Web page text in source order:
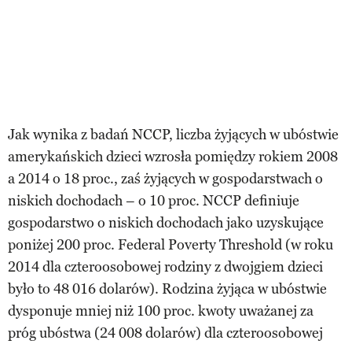
Jak wynika z badań NCCP, liczba żyjących w ubóstwie
amerykańskich dzieci wzrosła pomiędzy rokiem 2008
a 2014 o 18 proc., zaś żyjących w gospodarstwach o
niskich dochodach – o 10 proc. NCCP definiuje
gospodarstwo o niskich dochodach jako uzyskujące
poniżej 200 proc. Federal Poverty Threshold (w roku
2014 dla czteroosobowej rodziny z dwojgiem dzieci
było to 48 016 dolarów). Rodzina żyjąca w ubóstwie
dysponuje mniej niż 100 proc. kwoty uważanej za
próg ubóstwa (24 008 dolarów) dla czteroosobowej